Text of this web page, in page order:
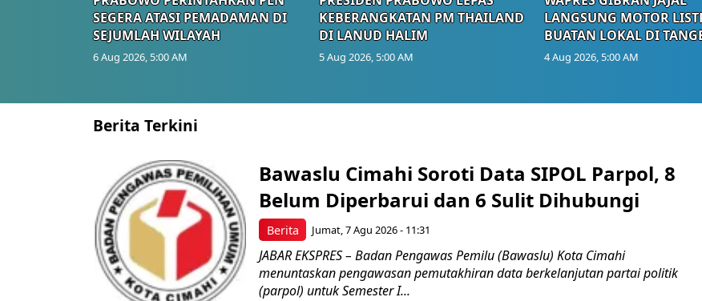
SEGERA ATASI PEMADAMAN DI
SEJUMLAH WILAYAH
6 Aug 2026, 5:00 AM
KEBERANGKATAN PM THAILAND
DI LANUD HALIM
5 Aug 2026, 5:00 AM
LANGSUNG MOTOR
BUATAN LOKAL DI
4 Aug 2026, 5:00 AM
Berita Terkini
Berita
Bawaslu Cimahi Soroti Data SIPOL Parpol, 8
Belum Diperbarui dan 6 Sulit Dihubungi
Jumat, 7 Agu 2026 - 11:31
JABAR EKSPRES – Badan Pengawas Pemilu (Bawaslu) Kota Cimahi
menuntaskan pengawasan pemutakhiran data berkelanjutan partai politik
(parpol) untuk Semester I...